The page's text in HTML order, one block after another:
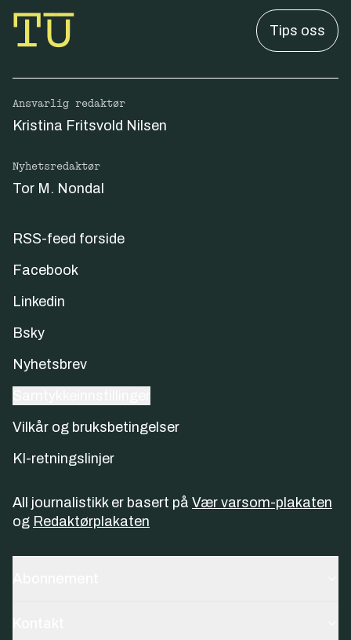
Tips oss
Ansvarlig redaktør
Kristina Fritsvold Nilsen
Nyhetsredaktør
Tor M. Nondal
RSS-feed forside
Facebook
Linkedin
Bsky
Nyhetsbrev
Vilkår og bruksbetingelser
KI-retningslinjer
All journalistikk er basert på Vær varsom-plakaten
og Redaktørplakaten